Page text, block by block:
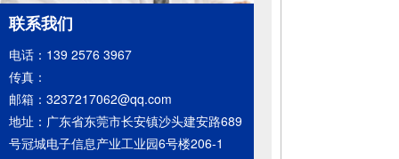
联系我们
电话：139 2576 3967
传真：
邮箱：3237217062@qq.com
地址：广东省东莞市长安镇沙头建安路689
号冠城电子信息产业工业园6号楼206-1